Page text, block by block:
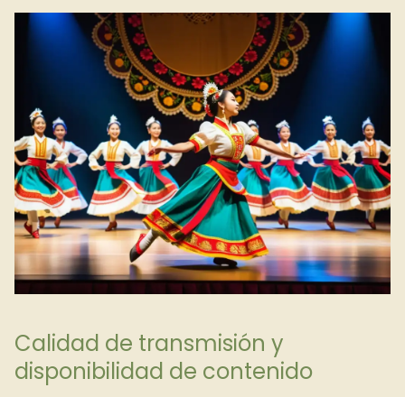
Calidad de transmisión y
disponibilidad de contenido